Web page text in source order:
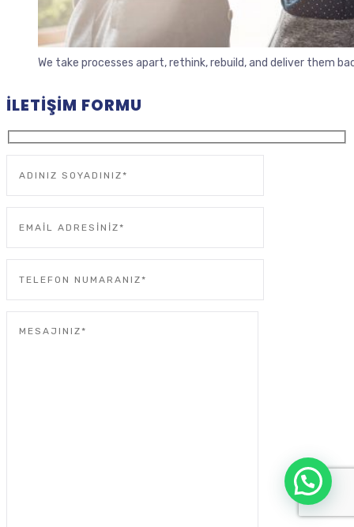
We take processes apart, rethink, rebuild, and deliver them
İLETIŞIM FORMU